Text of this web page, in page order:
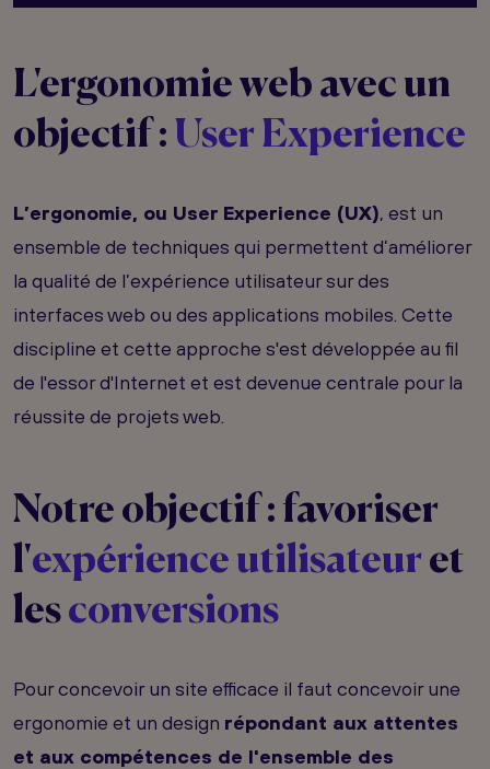
L'ergonomie web avec un
objectif : User Experience
L’ergonomie, ou User Experience (UX), est un
ensemble de techniques qui permettent d’améliorer
la qualité de l’expérience utilisateur sur des
interfaces web ou des applications mobiles. Cette
discipline et cette approche s'est développée au fil
de l'essor d'Internet et est devenue centrale pour la
réussite de projets web.
Notre objectif : favoriser
l'expérience utilisateuret
lesconversions
Pour concevoir un site efficace il faut concevoir une
ergonomie et un design répondant aux attentes
et aux compétences de l'ensemble des